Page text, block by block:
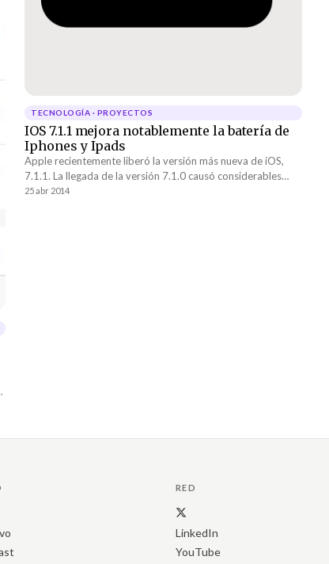
TECNOLOGÍA · PROYECTOS
IOS 7.1.1 mejora notablemente la batería de
Iphones y Ipads
Apple recientemente liberó la versión más nueva de iOS,
7.1.1. La llegada de la versión 7.1.0 causó considerables
bajas en el rendimiento de la batería a...
25 abr 2014
RED
LinkedIn
YouTube